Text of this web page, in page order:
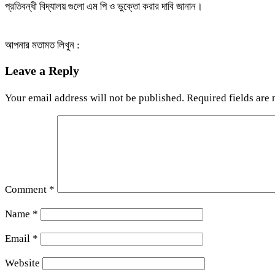
প্রতিবন্ধী বিদ্যালয় গুলো এম পি ও ভুক্তো করার দাবি জানান।
আপনার মতামত লিখুন :
Leave a Reply
Your email address will not be published. Required fields are
Comment *
Name *
Email *
Website